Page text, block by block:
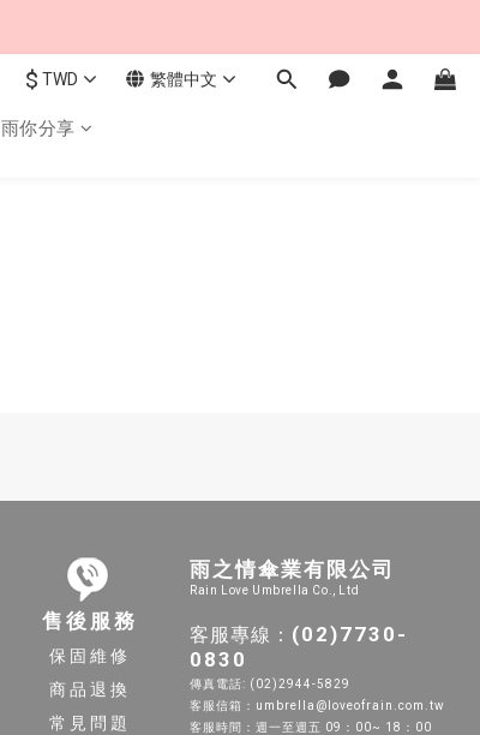
$ TWD 繁體中文
雨你分享
售後服務
保固維修
商品退換
常見問題
雨之情傘業有限公司
Rain Love Umbrella Co., Ltd
客服專線： (02)7730-
0830
傳真電話: (02)2944-5829
客服信箱：umbrella@loveofrain.com.tw
客服時間：週一至週五 09：00~ 18：00